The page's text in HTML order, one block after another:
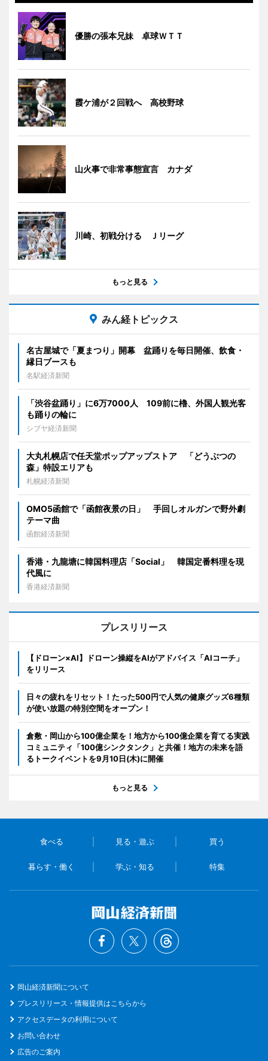
優勝の張本兄妹 卓球ＷＴＴ
霞ケ浦が２回戦へ 高校野球
山火事で非常事態宣言 カナダ
川崎、初戦分ける Ｊリーグ
もっと見る
みん経トピックス
名古屋城で「夏まつり」開幕 盆踊りを毎日開催、飲食・
縁日ブースも
名駅経済新聞
「渋谷盆踊り」に6万7000人 109前に櫓、外国人観光客
も踊りの輪に
シブヤ経済新聞
大丸札幌店で任天堂ポップアップストア 「どうぶつの
森」特設エリアも
札幌経済新聞
OMO5函館で「函館夜景の日」 手回しオルガンで野外劇
テーマ曲
函館経済新聞
香港・九龍塘に韓国料理店「Social」 韓国定番料理を現
代風に
香港経済新聞
プレスリリース
【ドローン×AI】ドローン操縦をAIがアドバイス「AIコーチ」
をリリース
日々の疲れをリセット！たった500円で人気の健康グッズ6種類
が使い放題の特別空間をオープン！
倉敷・岡山から100億企業を！地方から100億企業を育てる実践
コミュニティ「100億シンクタンク」と共催！地方の未来を語
るトークイベントを9月10日(木)に開催
もっと見る
食べる 見る・遊ぶ 買う
暮らす・働く 学ぶ・知る 特集
岡山経済新聞について
プレスリリース・情報提供はこちらから
アクセスデータの利用について
お問い合わせ
広告のご案内